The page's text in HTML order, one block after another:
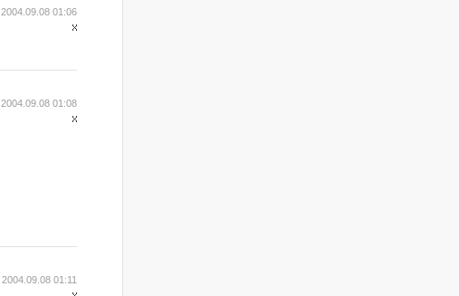
2004.09.08 01:06
2004.09.08 01:08
2004.09.08 01:11